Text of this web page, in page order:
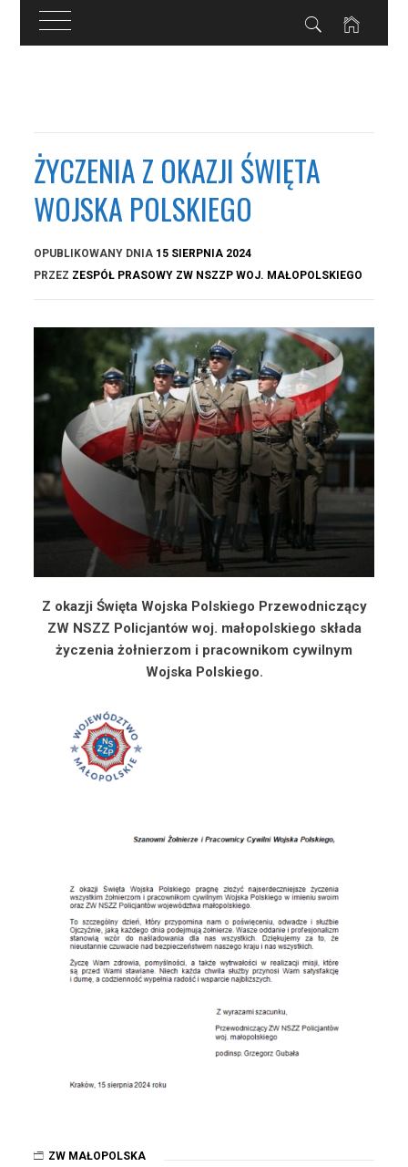
ŻYCZENIA Z OKAZJI ŚWIĘTA
WOJSKA POLSKIEGO
OPUBLIKOWANY DNIA 15 SIERPNIA 2024
PRZEZ ZESPÓŁ PRASOWY ZW NSZZP WOJ. MAŁOPOLSKIEGO
Z okazji Święta Wojska Polskiego Przewodniczący
ZW NSZZ Policjantów woj. małopolskiego składa
życzenia żołnierzom i pracownikom cywilnym
Wojska Polskiego.
ZW MAŁOPOLSKA